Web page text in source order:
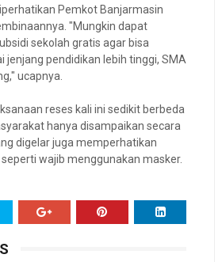
Pemkot Banjarmasin
"Mungkin dapat
sekolah gratis agar bisa
jenjang pendidikan lebih tinggi, SMA
ucapnya.
reses kali ini sedikit berbeda
hanya disampaikan secara
digelar juga memperhatikan
wajib menggunakan masker.